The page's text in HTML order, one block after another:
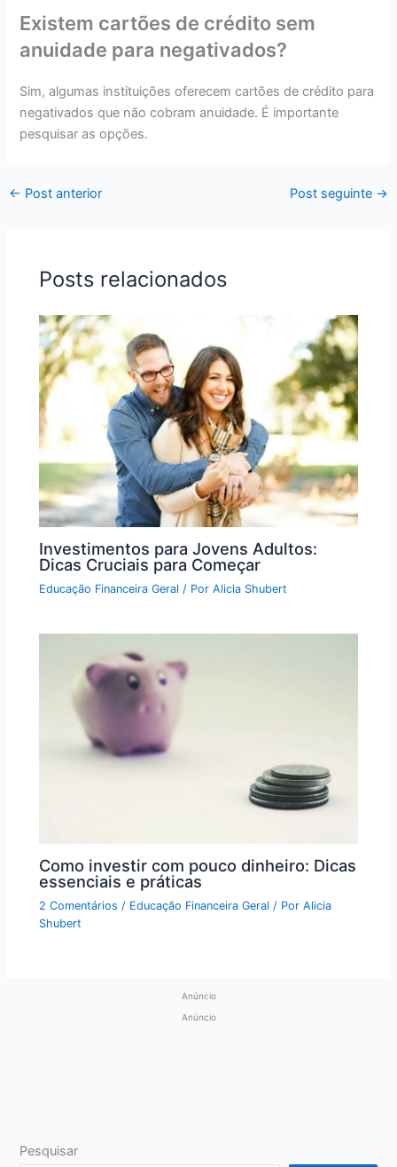
Existem cartões de crédito sem
anuidade para negativados?
Sim, algumas instituições oferecem cartões de crédito para
negativados que não cobram anuidade. É importante
pesquisar as opções.
← Post anterior Post seguinte →
Posts relacionados
Investimentos para Jovens Adultos:
Dicas Cruciais para Começar
Educação Financeira Geral / PorAlicia Shubert
Como investir com pouco dinheiro: Dicas
essenciais e práticas
2 Comentários / Educação Financeira Geral / PorAlicia
Shubert
Anúncio
Anúncio
Pesquisar